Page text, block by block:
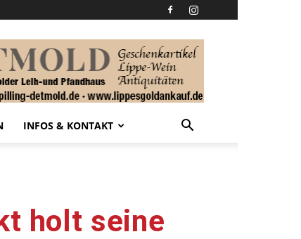
INFOS & KONTAKT
holt seine